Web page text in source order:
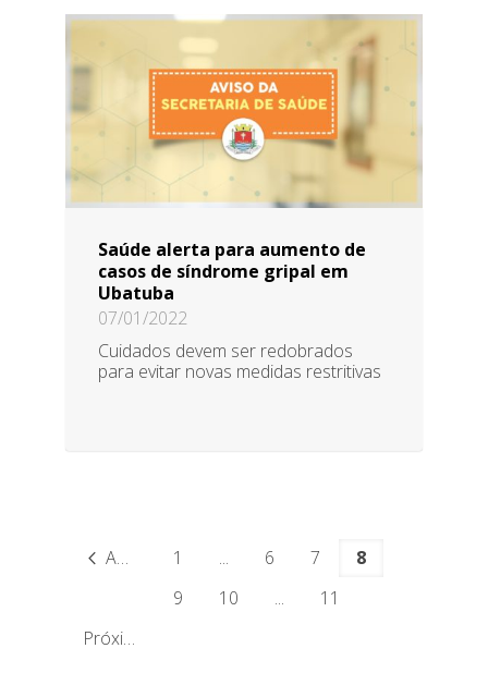
Saúde alerta para aumento de
casos de síndrome gripal em
Ubatuba
07/01/2022
Cuidados devem ser redobrados
para evitar novas medidas restritivas
Anterior 1 ... 6 7
8
9
10 ...
11
Próximo